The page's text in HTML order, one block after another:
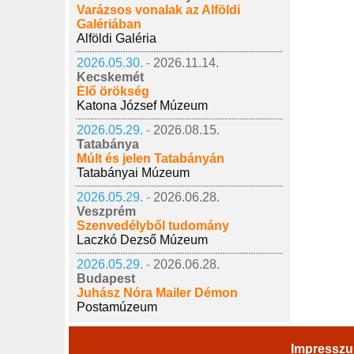
Varázsos vonalak az Alföldi
Galériában
Alföldi Galéria
2026.05.30. - 2026.11.14.
Kecskemét
Élő örökség
Katona József Múzeum
2026.05.29. - 2026.08.15.
Tatabánya
Múlt és jelen Tatabányán
Tatabányai Múzeum
2026.05.29. - 2026.06.28.
Veszprém
Szenvedélyből tudomány
Laczkó Dezső Múzeum
2026.05.29. - 2026.06.28.
Budapest
Juhász Nóra Mailer Démon
Postamúzeum